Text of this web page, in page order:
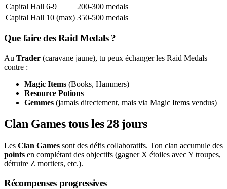
Capital Hall 6-9
200-300 medals
Capital Hall 10 (max) 350-500 medals
Que faire des Raid Medals ?
Au Trader (caravane jaune), tu peux échanger les Raid Medals
contre :
Magic Items (Books, Hammers)
Resource Potions
Gemmes (jamais directement, mais via Magic Items vendus)
Clan Games tous les 28 jours
Les Clan Games sont des défis collaboratifs. Ton clan accumule des
points en complétant des objectifs (gagner X étoiles avec Y troupes,
détruire Z mortiers, etc.).
Récompenses progressives